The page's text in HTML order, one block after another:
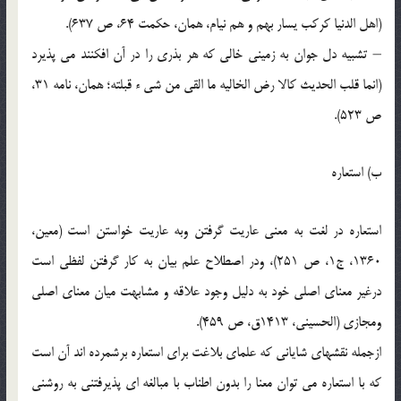
(اهل الدنيا کرکب يسار بهم و هم نيام، همان، حکمت 64، ص 637).
– تشبيه دل جوان به زميني خالي که هر بذري را در آن افکنند مي پذيرد
(انما قلب الحديث کالا رض الخاليه ما القي من شي ء قبلته؛ همان، نامه 31،
ص 523).
ب) استعاره
استعاره در لغت به معني عاريت گرفتن وبه عاريت خواستن است (معين،
1360، ج1، ص 251)، ودر اصطلاح علم بيان به کار گرفتن لفظي است
درغير معناي اصلي خود به دليل وجود علاقه و مشابهت ميان معناي اصلي
ومجازي (الحسيني، 1413ق، ص 459).
ازجمله نقشهاي شاياني که علماي بلاغت براي استعاره برشمرده اند آن است
که با استعاره مي توان معنا را بدون اطناب با مبالغه اي پذيرفتني به روشني